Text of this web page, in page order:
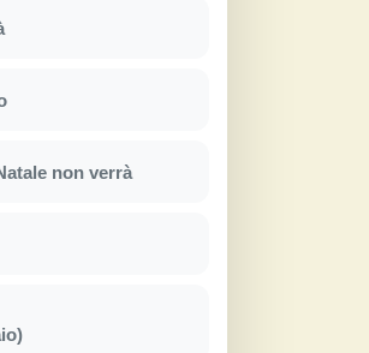
non verrà